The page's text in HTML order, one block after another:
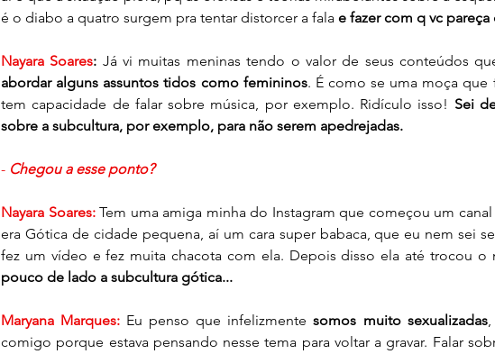
é o diabo a quatro surgem pra tentar distorcer a fala e fazer com q vc
Nayara Soares: Já vi muitas meninas tendo o valor de seus conteúdos
abordar alguns assuntos tidos como femininos. É como se uma moça que
tem capacidade de falar sobre música, por exemplo. Ridículo isso! Sei
sobre a subcultura, por exemplo, para não serem apedrejadas.
- Chegou a esse ponto?
Nayara Soares: Tem uma amiga minha do Instagram que começou um
era Gótica de cidade pequena, aí um cara super babaca, que eu nem sei
fez um vídeo e fez muita chacota com ela. Depois disso ela até trocou o
pouco de lado a subcultura gótica...
Maryana Marques: Eu penso que infelizmente somos muito sexualizadas,
comigo porque estava pensando nesse tema para voltar a gravar. Falar